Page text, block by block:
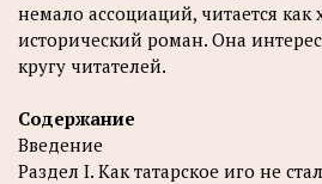
немало ассоциаций, читается
исторический роман. Она
кругу читателей.
Содержание
Введение
Раздел I. Как татарское иго не